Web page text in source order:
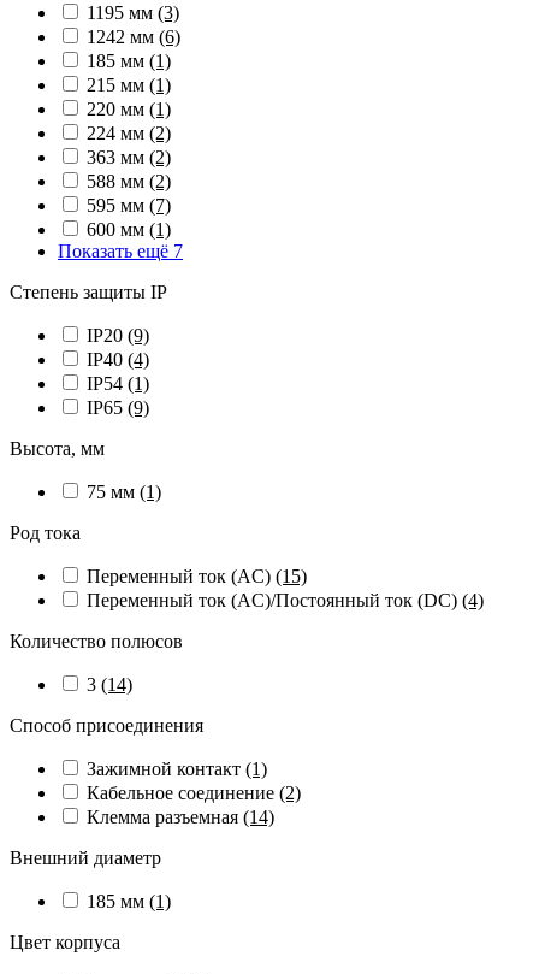
1195 мм (3)
1242 мм (6)
185 мм (1)
215 мм (1)
220 мм (1)
224 мм (2)
363 мм (2)
588 мм (2)
595 мм (7)
600 мм (1)
Показать ещё 7
Степень защиты IP
IP20 (9)
IP40 (4)
IP54 (1)
IP65 (9)
Высота, мм
75 мм (1)
Род тока
Переменный ток (AC) (15)
Переменный ток (AC)/Постоянный ток (DC) (4)
Количество полюсов
3 (14)
Способ присоединения
Зажимной контакт (1)
Кабельное соединение (2)
Клемма разъемная (14)
Внешний диаметр
185 мм (1)
Цвет корпуса